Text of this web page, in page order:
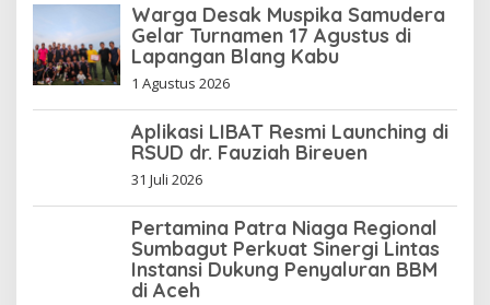
Warga Desak Muspika Samudera
Gelar Turnamen 17 Agustus di
Lapangan Blang Kabu
1 Agustus 2026
Aplikasi LIBAT Resmi Launching di
RSUD dr. Fauziah Bireuen
31 Juli 2026
Pertamina Patra Niaga Regional
Sumbagut Perkuat Sinergi Lintas
Instansi Dukung Penyaluran BBM
di Aceh